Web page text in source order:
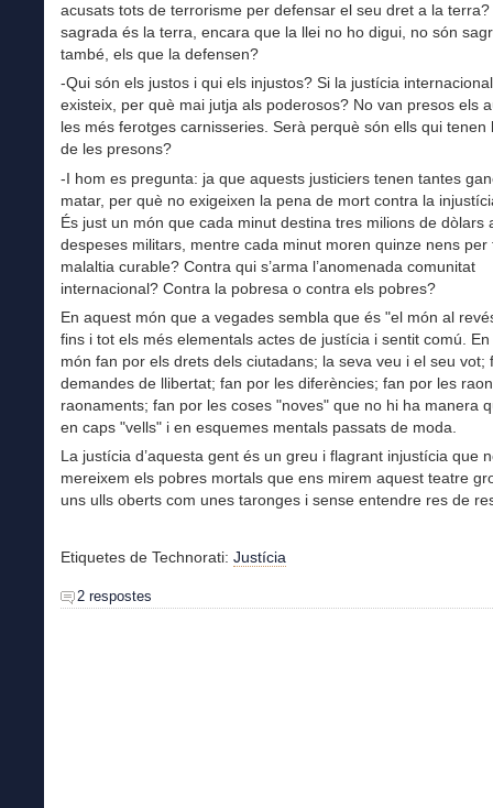
acusats tots de terrorisme per defensar el seu dret a la terra?
sagrada és la terra, encara que la llei no ho digui, no són
també, els que la defensen?
-Qui són els justos i qui els injustos? Si la justícia
existeix, per què mai jutja als poderosos? No van presos els
les més ferotges carnisseries. Serà perquè són ells qui tenen
de les presons?
-I hom es pregunta: ja que aquests justiciers tenen tantes
matar, per què no exigeixen la pena de mort contra la
És just un món que cada minut destina tres milions de dòlars
despeses militars, mentre cada minut moren quinze nens per
malaltia curable? Contra qui s’arma l’anomenada comunitat
internacional? Contra la pobresa o contra els pobres?
En aquest món que a vegades sembla que és "el món al
fins i tot els més elementals actes de justícia i sentit comú.
món fan por els drets dels ciutadans; la seva veu i el seu vot;
demandes de llibertat; fan por les diferències; fan por les
raonaments; fan por les coses "noves" que no hi ha manera
en caps "vells" i en esquemes mentals passats de moda.
La justícia d’aquesta gent és un greu i flagrant injustícia que
mereixem els pobres mortals que ens mirem aquest teatre
uns ulls oberts com unes taronges i sense entendre res de
Etiquetes de Technorati: Justícia
2 respostes